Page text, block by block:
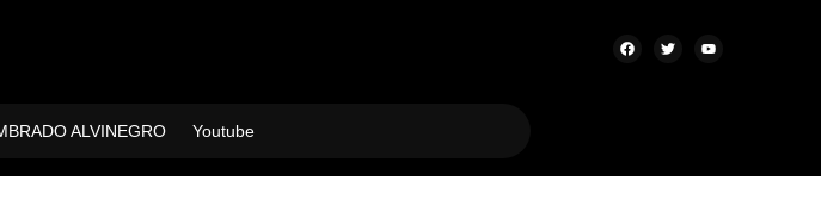
ALVINEGRO Youtube